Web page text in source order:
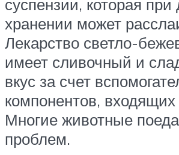
суспензии, которая
хранении может
Лекарство светло-
имеет сливочный и
вкус за счет
компонентов, входящих
Многие животные
проблем.